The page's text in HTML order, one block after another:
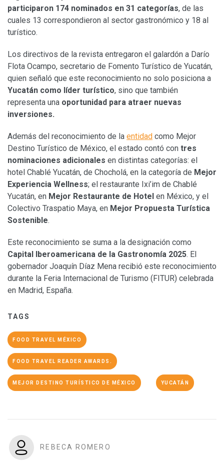
participaron 174 nominados en 31 categorías, de las
cuales 13 correspondieron al sector gastronómico y 18 al
turístico.
Los directivos de la revista entregaron el galardón a Darío
Flota Ocampo, secretario de Fomento Turístico de Yucatán,
quien señaló que este reconocimiento no solo posiciona a
Yucatán como líder turístico, sino que también
representa una oportunidad para atraer nuevas
inversiones.
Además del reconocimiento de la entidad como Mejor
Destino Turístico de México, el estado contó con tres
nominaciones adicionales en distintas categorías: el
hotel Chablé Yucatán, de Chocholá, en la categoría de Mejor
Experiencia Wellness; el restaurante Ixi’im de Chablé
Yucatán, en Mejor Restaurante de Hotel en México, y el
Colectivo Traspatio Maya, en Mejor Propuesta Turística
Sostenible.
Este reconocimiento se suma a la designación como
Capital Iberoamericana de la Gastronomía 2025. El
gobernador Joaquín Díaz Mena recibió este reconocimiento
durante la Feria Internacional de Turismo (FITUR) celebrada
en Madrid, España.
TAGS
FOOD TRAVEL MÉXICO
FOOD TRAVEL READER AWARDS.
MEJOR DESTINO TURÍSTICO DE MÉXICO YUCATÁN
REBECA ROMERO